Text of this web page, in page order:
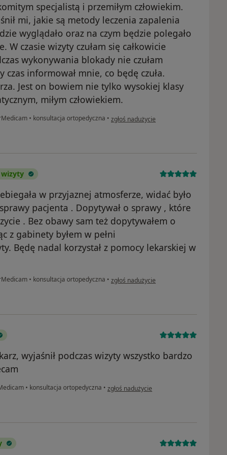
specjalistą i przemiłym człowiekim.
mi, jakie są metody leczenia zapalenia
wyglądało oraz na czym będzie polegało
W czasie wizyty czułam się całkowicie
wykonywania blokady nie czułam
czas informował mnie, co będę czuła.
Jest on bowiem nie tylko wysokiej klasy
miłym człowiekiem.
• konsultacja ortopedyczna • w opinii użytkownika Ela Z.
zgłoś nadużycie
w przyjaznej atmosferze, widać było
pacjenta . Dopytywał o sprawy , które
. Bez obawy sam też dopytywałem o
z gabinety byłem w pełni
Będę nadal korzystał z pomocy lekarskiej w
• konsultacja ortopedyczna • w opinii użytkownika Zbigniew S
zgłoś nadużycie
wyjaśnił podczas wizyty wszystko bardzo
• konsultacja ortopedyczna • w opinii użytkownika MP
zgłoś nadużycie